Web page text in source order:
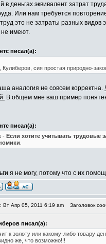
в деньгах эквивалент затрат
Или нам требуется
это не затраты разных видов
имеют.
писал(а):
Кулиберов, сия простая природно-
аналогия не совсем корректна.
В общем мне ваш пример
писал(а):
- Если хотите учитывать трудовые
я не могу, потому что с их
Вт Апр 05, 2011 6:19 am Заголовок
писал(а):
к золоту или какому-либо товару
же, что возможно!!!